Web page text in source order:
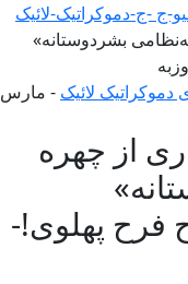
ج -ج-دموکراتیک-لائیک
بشردوستانه»
لائیک - مارس
از چهره
فرح پهلوی!-